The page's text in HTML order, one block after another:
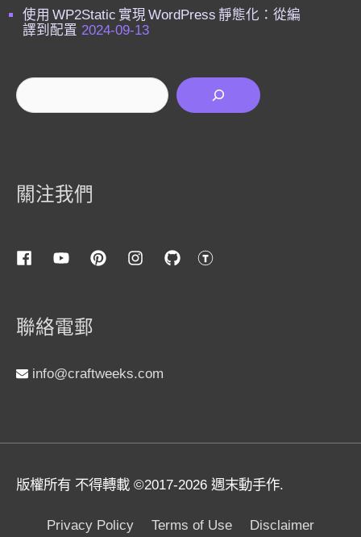
使用 WP2Static 實現 WordPress 靜態化：從編
譯到配置 2024-09-13
搜尋
關注我們
聯絡電郵
info@craftweeks.com
版權所有 不得轉載 ©2017-2026 週末動手作.
Privacy Policy Terms of Use Disclaimer